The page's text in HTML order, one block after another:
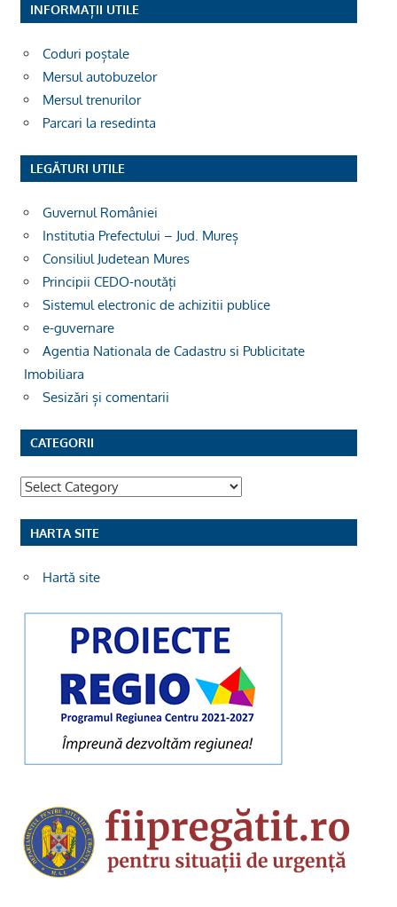
INFORMAȚII UTILE
Coduri poștale
Mersul autobuzelor
Mersul trenurilor
Parcari la resedinta
LEGĂTURI UTILE
Guvernul României
Institutia Prefectului – Jud. Mureș
Consiliul Judetean Mures
Principii CEDO-noutăți
Sistemul electronic de achizitii publice
e-guvernare
Agentia Nationala de Cadastru si Publicitate
Imobiliara
Sesizări și comentarii
CATEGORII
Categorii
HARTA SITE
Hartă site